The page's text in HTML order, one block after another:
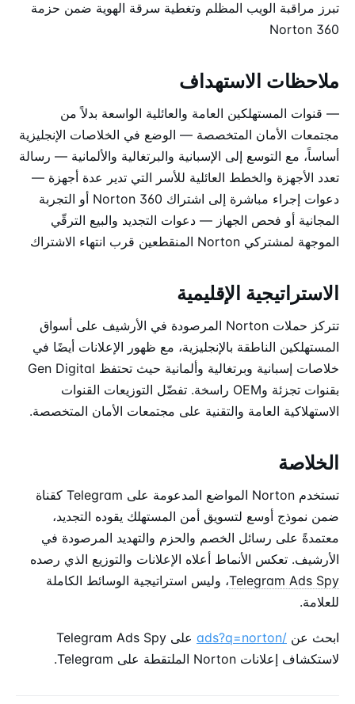
تبرز مراقبة الويب المظلم وتغطية سرقة الهوية ضمن حزمة
Norton 360
ملاحظات الاستهداف
— قنوات المستهلكين العامة والعائلية الواسعة بدلاً من
مجتمعات الأمان المتخصصة — الوضع في الخلاصات الإنجليزية
أساساً، مع التوسع إلى الإسبانية والبرتغالية والألمانية — رسالة
تعدد الأجهزة والخطط العائلية للأسر التي تدير عدة أجهزة —
دعوات إجراء مباشرة إلى اشتراك Norton 360 أو التجربة
المجانية أو فحص الجهاز — دعوات التجديد والبيع الترقّي
الموجهة لمشتركي Norton المنقطعين قرب انتهاء الاشتراك
الاستراتيجية الإقليمية
تتركز حملات Norton المرصودة في الأرشيف على أسواق
المستهلكين الناطقة بالإنجليزية، مع ظهور الإعلانات أيضًا في
خلاصات إسبانية وبرتغالية وألمانية حيث تحتفظ Gen Digital
بقنوات تجزئة وOEM راسخة. تفضّل التوزيعات القنوات
الاستهلاكية العامة والتقنية على مجتمعات الأمان المتخصصة.
الخلاصة
تستخدم Norton المواضع المدعومة على Telegram كقناة
ضمن نموذج أوسع لتسويق أمن المستهلك يقوده التجديد،
معتمدةً على رسائل الخصم والحزم والتهديد المرصودة في
الأرشيف. تعكس الأنماط أعلاه الإعلانات والتوزيع الذي رصده
Telegram Ads Spy، وليس استراتيجية الوسائط الكاملة
للعلامة.
ابحث عن /ads?q=norton
على Telegram Ads Spy
لاستكشاف إعلانات Norton الملتقطة على Telegram.